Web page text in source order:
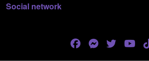
Social network